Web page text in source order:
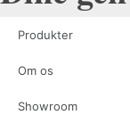
Produkter
Om os
Showroom